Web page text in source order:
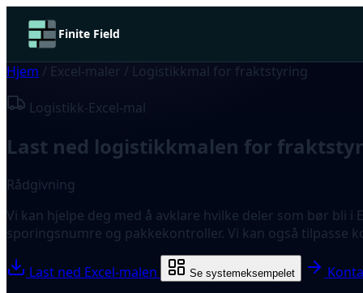
Finite Field
Hjem / Excel-maler / Logistikkmal for fraktstyring
Logistikk-Excel-mal
Last ned logistikkmalen for
Rådgivning
Vi kan hjelpe deg med å avklare hvilke deler som bør bli
sporingsnumre og pakkekontroller. Vi kan også
Last ned Excel-malen Se systemeksempelet